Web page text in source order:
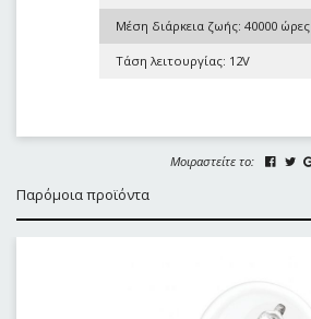
Μέση διάρκεια ζωής: 40000 ώρες
Τάση λειτουργίας: 12V
Μοιραστείτε το:
Παρόμοια προϊόντα